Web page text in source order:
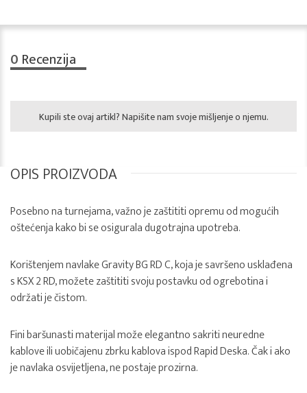
0 Recenzija
Kupili ste ovaj artikl? Napišite nam svoje mišljenje o njemu.
OPIS PROIZVODA
Posebno na turnejama, važno je zaštititi opremu od mogućih
oštećenja kako bi se osigurala dugotrajna upotreba.
Korištenjem navlake Gravity BG RD C, koja je savršeno usklađena
s KSX 2 RD, možete zaštititi svoju postavku od ogrebotina i
održati je čistom.
Fini baršunasti materijal može elegantno sakriti neuredne
kablove ili uobičajenu zbrku kablova ispod Rapid Deska. Čak i ako
je navlaka osvijetljena, ne postaje prozirna.